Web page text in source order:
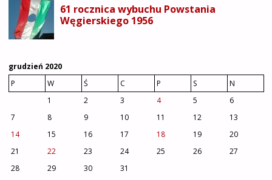
grudzień 2020
P
W Ś C P S
N
1
2 3 4 5
6
7
8 9 10 11 12
13
14
15 16 17 18 19
20
21
22 23 24 25 26
27
28
29 30 31